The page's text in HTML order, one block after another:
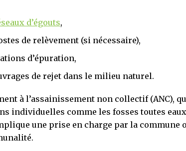
d’égouts,
de relèvement (si nécessaire),
d’épuration,
de rejet dans le milieu naturel.
à l’assainissement non collectif (ANC),
individuelles comme les fosses toutes
une prise en charge par la commune